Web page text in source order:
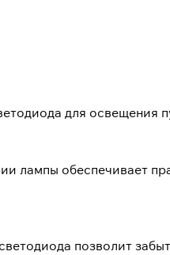
для освещения
лампы обеспечивает
позволит